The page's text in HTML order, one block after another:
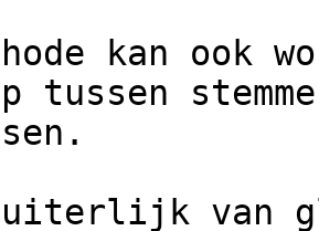
kan ook
tussen
uiterlijk van